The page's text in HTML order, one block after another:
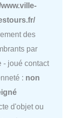
des
par
- joué contact
: non
d'objet ou